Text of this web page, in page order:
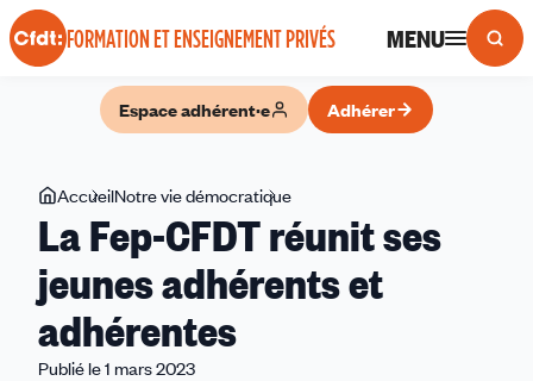
Panneau de gestion des cookies
FORMATION ET ENSEIGNEMENT PRIVÉS MENU
Espace adhérent·e Adhérer
Vous
êtes
ici
AccueilNotre vie démocratique
Fep-
CFDT
réunit
La Fep-CFDT réunit ses
jeunes adhérents et
adhérentes
Publié le 1 mars 2023